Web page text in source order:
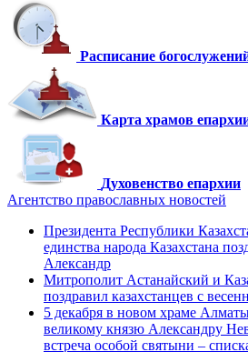
Расписание
Карта храмов
Духовенство епархии
Агентство православных новостей
Президента Республики
единства народа Казахстана
Александр
Митрополит Астанайский и
поздравил казахстанцев с
5 декабря в новом храме
великому князю Александру
встреча особой святыни –